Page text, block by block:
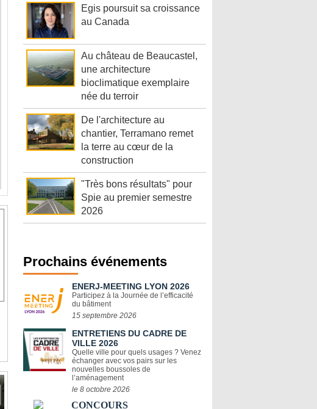
Egis poursuit sa croissance
au Canada
Au château de Beaucastel,
une architecture
bioclimatique exemplaire
née du terroir
De l'architecture au
chantier, Terramano remet
la terre au cœur de la
construction
"Très bons résultats" pour
Spie au premier semestre
2026
Prochains événements
ENERJ-MEETING LYON 2026
Participez à la Journée de l’efficacité
du bâtiment
15 septembre 2026
ENTRETIENS DU CADRE DE
VILLE 2026
Quelle ville pour quels usages ? Venez
échanger avec vos pairs sur les
nouvelles boussoles de
l’aménagement
le 8 octobre 2026
CONCOURS